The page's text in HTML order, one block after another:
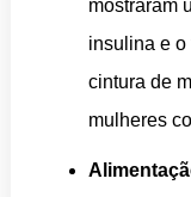
mostraram
insulina e o
cintura de
mulheres